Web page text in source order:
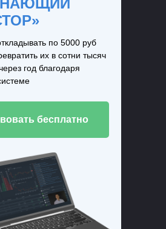
по 5000 руб
их в сотни тысяч
год благодаря
бесплатно